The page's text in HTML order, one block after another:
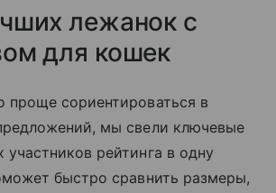
лежанок с
для кошек
проще сориентироваться в
мы свели ключевые
рейтинга в одну
быстро сравнить размеры,